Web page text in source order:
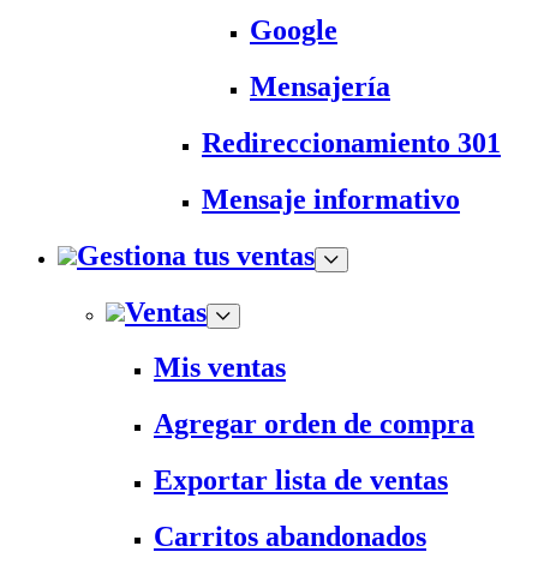
Google
Mensajería
Redireccionamiento 301
Mensaje informativo
Gestiona tus ventas
Ventas
Mis ventas
Agregar orden de compra
Exportar lista de ventas
Carritos abandonados